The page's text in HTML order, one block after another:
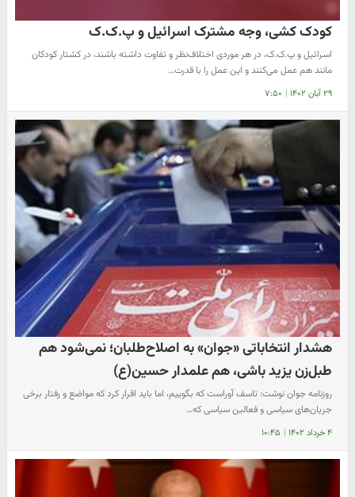
کودک کشی، وجه مشترک اسرائیل و پ.ک.ک
اسرائیل و پ.ک.ک، در هر موردی اختلاف‌نظر و تفاوت داشته باشند، در کشتار کودکان
مانند هم عمل می‌کنند و این عمل را با قدرت…
۲۹ آبان ۱۴۰۲ | ۷:۵۰
هشدار انتخاباتی «جوان» به اصلاح‌طلبان؛ نمی‌شود هم
طبل‌زن یزید باشی، هم علمدار حسین(ع)
روزنامه جوان نوشت: تاسف آوراست که بگوییم، اما باید اقرار کرد که مواضع و رفتار برخی
جریان‌های سیاسی و فعالین سیاسی که…
۴ خرداد ۱۴۰۲ | ۱۰:۴۵